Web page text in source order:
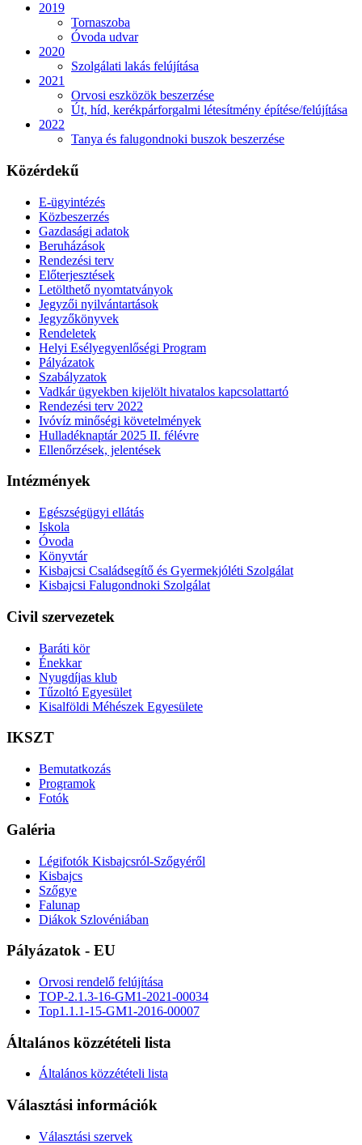
2019
Tornaszoba
Óvoda udvar
2020
Szolgálati lakás felújítása
2021
Orvosi eszközök beszerzése
Út, híd, kerékpárforgalmi létesítmény építése/felújítása
2022
Tanya és falugondnoki buszok beszerzése
Közérdekű
E-ügyintézés
Közbeszerzés
Gazdasági adatok
Beruházások
Rendezési terv
Előterjesztések
Letölthető nyomtatványok
Jegyzői nyilvántartások
Jegyzőkönyvek
Rendeletek
Helyi Esélyegyenlőségi Program
Pályázatok
Szabályzatok
Vadkár ügyekben kijelölt hivatalos kapcsolattartó
Rendezési terv 2022
Ivóvíz minőségi követelmények
Hulladéknaptár 2025 II. félévre
Ellenőrzések, jelentések
Intézmények
Egészségügyi ellátás
Iskola
Óvoda
Könyvtár
Kisbajcsi Családsegítő és Gyermekjóléti Szolgálat
Kisbajcsi Falugondnoki Szolgálat
Civil szervezetek
Baráti kör
Énekkar
Nyugdíjas klub
Tűzoltó Egyesület
Kisalföldi Méhészek Egyesülete
IKSZT
Bemutatkozás
Programok
Fotók
Galéria
Légifotók Kisbajcsról-Szőgyéről
Kisbajcs
Szőgye
Falunap
Diákok Szlovéniában
Pályázatok - EU
Orvosi rendelő felújítása
TOP-2.1.3-16-GM1-2021-00034
Top1.1.1-15-GM1-2016-00007
Általános közzétételi lista
Általános közzétételi lista
Választási információk
Választási szervek